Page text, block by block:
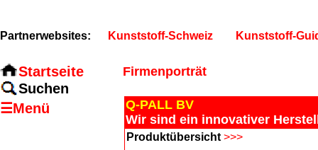
Firmenporträt
Q-PALL BV
Wir sind ein innovativer
Produktübersicht >>>
Startseite
Suchen
☰Menü
Partnerwebsites: Kunststoff-Schweiz Kunststoff-